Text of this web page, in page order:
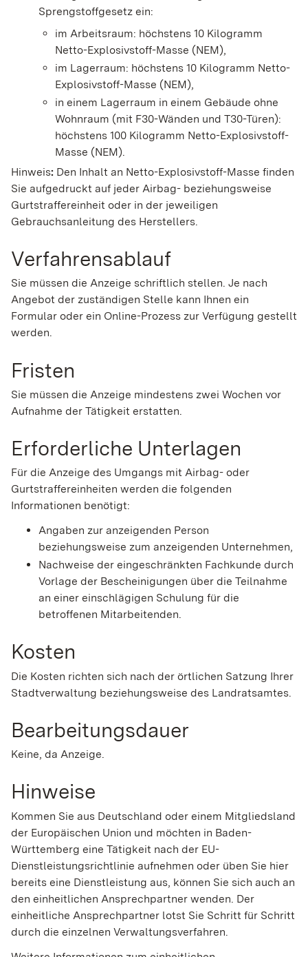
Sprengstoffgesetz ein:
im Arbeitsraum: höchstens 10 Kilogramm
Netto-Explosivstoff-Masse (NEM),
im Lagerraum: höchstens 10 Kilogramm Netto-
Explosivstoff-Masse (NEM),
in einem Lagerraum in einem Gebäude ohne
Wohnraum (mit F30-Wänden und T30-Türen):
höchstens 100 Kilogramm Netto-Explosivstoff-
Masse (NEM).
Hinweis: Den Inhalt an Netto-Explosivstoff-Masse finden
Sie aufgedruckt auf jeder Airbag- beziehungsweise
Gurtstraffereinheit oder in der jeweiligen
Gebrauchsanleitung des Herstellers.
Verfahrensablauf
Sie müssen die Anzeige schriftlich stellen. Je nach
Angebot der zuständigen Stelle kann Ihnen ein
Formular oder ein Online-Prozess zur Verfügung gestellt
werden.
Fristen
Sie müssen die Anzeige mindestens zwei Wochen vor
Aufnahme der Tätigkeit erstatten.
Erforderliche Unterlagen
Für die Anzeige des Umgangs mit Airbag- oder
Gurtstraffereinheiten werden die folgenden
Informationen benötigt:
Angaben zur anzeigenden Person
beziehungsweise zum anzeigenden Unternehmen,
Nachweise der eingeschränkten Fachkunde durch
Vorlage der Bescheinigungen über die Teilnahme
an einer einschlägigen Schulung für die
betroffenen Mitarbeitenden.
Kosten
Die Kosten richten sich nach der örtlichen Satzung Ihrer
Stadtverwaltung beziehungsweise des Landratsamtes.
Bearbeitungsdauer
Keine, da Anzeige.
Hinweise
Kommen Sie aus Deutschland oder einem Mitgliedsland
der Europäischen Union und möchten in Baden-
Württemberg eine Tätigkeit nach der EU-
Dienstleistungsrichtlinie aufnehmen oder üben Sie hier
bereits eine Dienstleistung aus, können Sie sich auch an
den einheitlichen Ansprechpartner wenden. Der
einheitliche Ansprechpartner lotst Sie Schritt für Schritt
durch die einzelnen Verwaltungsverfahren.